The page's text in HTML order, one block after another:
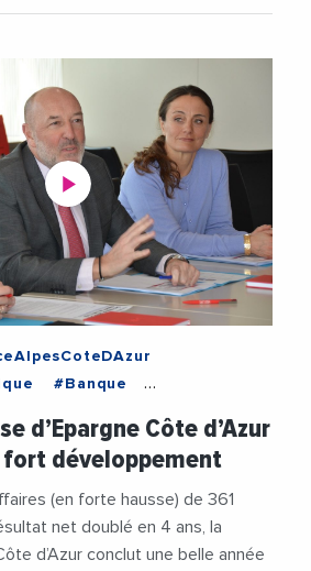
#Banque
#Economie
#Nice
#Videos
d’Epargne Côte d’Azur
développement
(en forte hausse) de 361
net doublé en 4 ans, la
d’Azur conclut une belle année